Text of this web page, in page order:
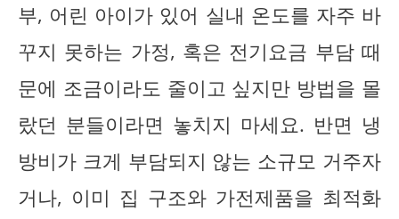
부, 어린 아이가 있어 실내 온도를 자주 바
꾸지 못하는 가정, 혹은 전기요금 부담 때
문에 조금이라도 줄이고 싶지만 방법을 몰
랐던 분들이라면 놓치지 마세요. 반면 냉
방비가 크게 부담되지 않는 소규모 거주자
거나, 이미 집 구조와 가전제품을 최적화